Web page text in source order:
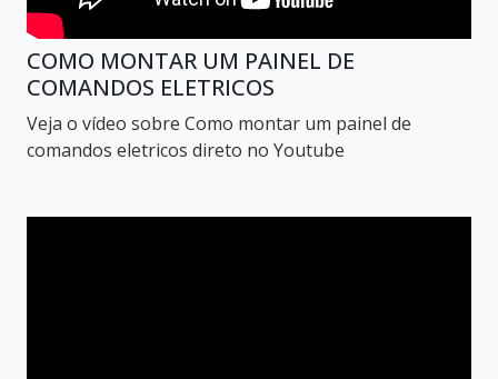
COMO MONTAR UM PAINEL DE
COMANDOS ELETRICOS
Veja o vídeo sobre Como montar um painel de
comandos eletricos direto no Youtube